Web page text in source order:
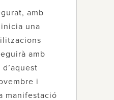
amb
una
amb
d’aquest
i
manifestació